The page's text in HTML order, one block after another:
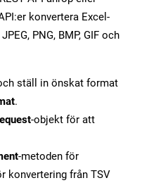
konvertera Excel-
PNG, BMP, GIF och
ställ in önskat format
.
-objekt för att
-metoden för
konvertering från TSV